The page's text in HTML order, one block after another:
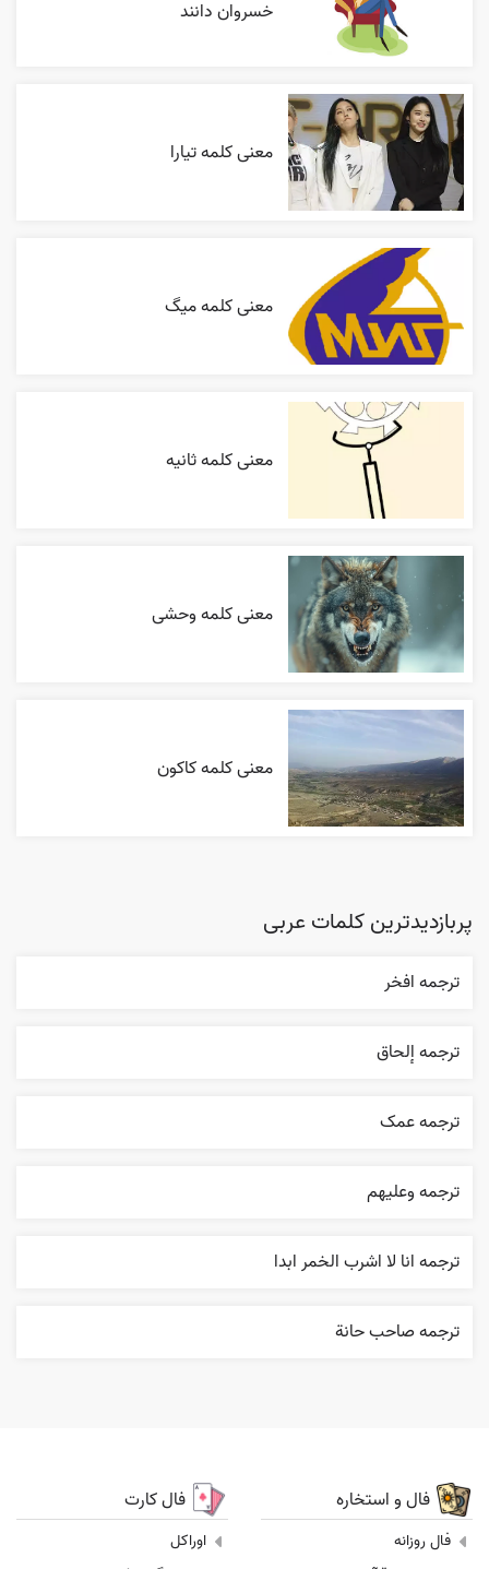
خسروان دانند
معنی کلمه تیارا
معنی کلمه میگ
معنی کلمه ثانیه
معنی کلمه وحشی
معنی کلمه کاکون
پربازدیدترین کلمات عربی
ترجمه افخر
ترجمه إلحاق
ترجمه عمک
ترجمه وعليهم
ترجمه انا لا اشرب الخمر ابدا
ترجمه صاحب حانة
فال و استخاره
فال روزانه
فال کارت
اوراکل